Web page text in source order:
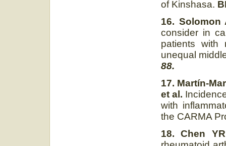
of Kinshasa.
16.
consider in
patients with
unequal
88.
17. Martín-
et al.
with
the CARMA
18. Chen